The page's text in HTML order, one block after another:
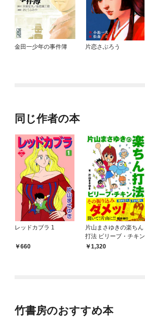
金田一少年の事件簿 片恋さぶろう
同じ作者の本
レッドカブラ 1
660
片山まさゆきの楽ちん
打法 ビリーブ・チキン
1,320
竹書房のおすすめ本